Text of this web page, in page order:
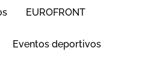
EUROFRONT
Eventos deportivos